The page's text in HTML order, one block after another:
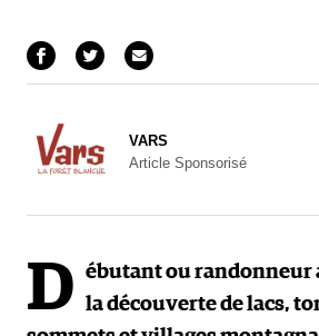
VARS
Article Sponsorisé
D ébutant ou randonneur
la découverte de lacs,